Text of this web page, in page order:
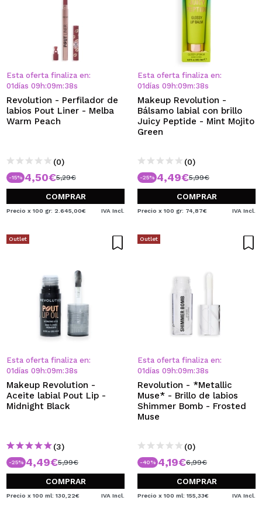
Esta oferta finaliza en:
01días 09 h:09m:37s
Revolution - Perfilador de
labios Pout Liner - Melba
Warm Peach
(0)
-15% 4,50€5,29€
COMPRAR
Precio x 100 gr: 2.645,00€ IVA Incl.
Esta oferta finaliza en:
01días 09 h:09m:37s
Makeup Revolution -
Bálsamo labial con brillo
Juicy Peptide - Mint Mojito
Green
(0)
-25% 4,49€5,99€
COMPRAR
Precio x 100 gr: 74,87€ IVA Incl.
Outlet
Esta oferta finaliza en:
01días 09 h:09m:37s
Makeup Revolution -
Aceite labial Pout Lip -
Midnight Black
(3)
-25% 4,49€5,99€
COMPRAR
Precio x 100 ml: 130,22€ IVA Incl.
Outlet
Esta oferta finaliza en:
01días 09 h:09m:37s
Revolution - *Metallic
Muse* - Brillo de labios
Shimmer Bomb - Frosted
Muse
(0)
-40% 4,19€6,99€
COMPRAR
Precio x 100 ml: 155,33€ IVA Incl.